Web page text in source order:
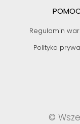
Regulamin
Polityka
©